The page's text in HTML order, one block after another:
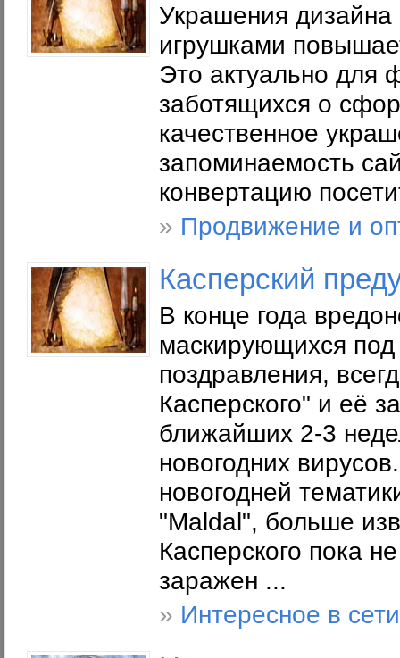
Украшения дизайна
игрушками
Это актуально для
заботящихся о
качественное
запоминаемость
конвертацию
» Продвижение и
Касперский
В конце года
маскирующихся под
поздравления,
Касперского" и её
ближайших 2-3
новогодних
новогодней
"Maldal", больше
Касперского пока
заражен ...
» Интересное в сети